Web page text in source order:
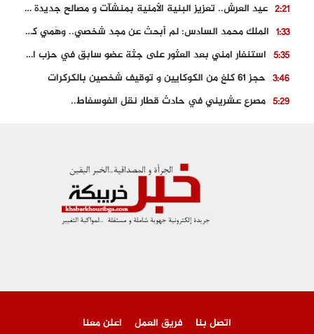
2:21
عيد العرش.. تعزيز البنية الأمنية بمنشآت و مصالح جديدة بكل من الحسيمة – فاس و الناظور
1:33
الملك محمد السادس: لم أبحث عن مجد شخصي.. وهَمي كرامة المغاربة
5:35
استنفار امني بعد العثور على جثة عضو سابق في حزب المصباح بالقنيطرة..
3:46 حجز 61 كلغ من الكوكايين و توقيف شخصين بالكركرات
5:29 مصرع عشريني في حادث قطار نقل الفوسفاط..
اتصل بنا فريق العمل اعلن معنا